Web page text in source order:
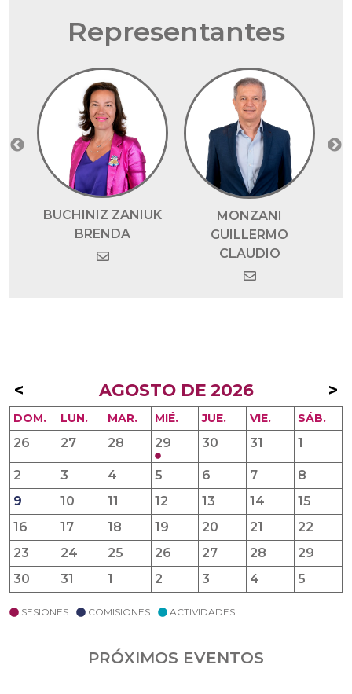
Representantes
BUCHINIZ ZANIUK
BRENDA
MONZANI
GUILLERMO
CLAUDIO
< AGOSTO DE 2026 >
DOM. LUN. MAR. MIÉ. JUE. VIE. SÁB.
26 27 28 29 30 31 1
2 3 4 5 6 7
8
9
10 11 12 13 14
15
16
17 18 19 20 21
22
23
24 25 26 27 28
29
30
31 1 2 3 4 5
SESIONES COMISIONES ACTIVIDADES
PRÓXIMOS EVENTOS